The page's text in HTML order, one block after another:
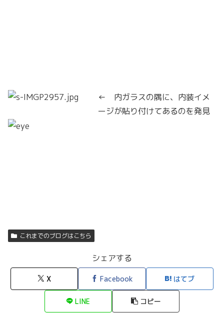
← 内ガラスの隅に、内装イメ
ージが貼り付けてあるのを発見
これまでのブログはこちら
シェアする
X Facebook はてブ
LINE コピー